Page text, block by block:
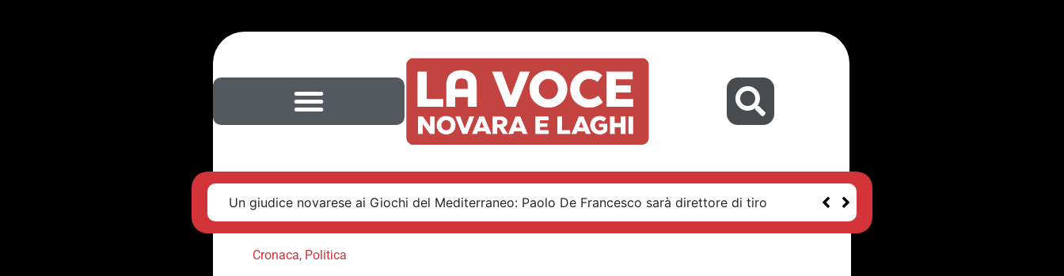
Un giudice novarese ai Giochi del Mediterraneo: Paolo De Francesco sarà direttore di tiro
Cronaca, Politica